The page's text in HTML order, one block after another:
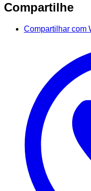
Compartilhe
Compartilhar com